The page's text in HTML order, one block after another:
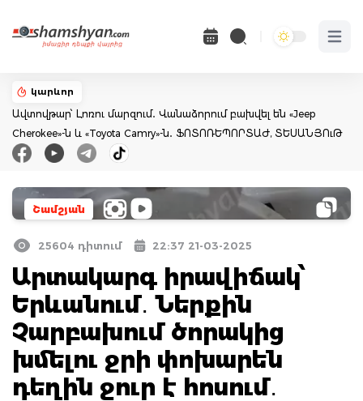
Open
կարևոր
Ավտովթար՝ Լոռու մարզում․ Վանաձորում բախվել են «Jeep
Cherokee»-ն և «Toyota Camry»-ն․ ՖՈՏՈՌԵՊՈՐՏԱԺ, ՏԵՍԱՆՅՈւԹ
Շամշյան
25604 դիտում 22:37 21-03-2025
Արտակարգ իրավիճակ՝
Երևանում․ Ներքին
Չարբախում ծորակից
խմելու ջրի փոխարեն
դեղին ջուր է հոսում․